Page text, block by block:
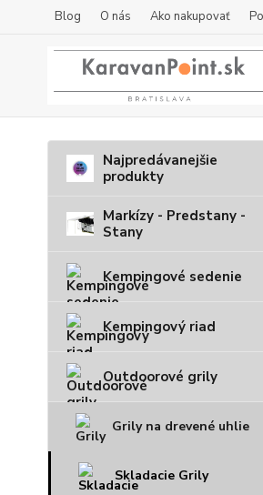
Blog O nás Ako nakupovať
Najpredávanejšie
produkty
Markízy - Predstany -
Stany
Kempingové sedenie
Kempingový riad
Outdoorové grily
Grily na drevené uhlie
Skladacie Grily